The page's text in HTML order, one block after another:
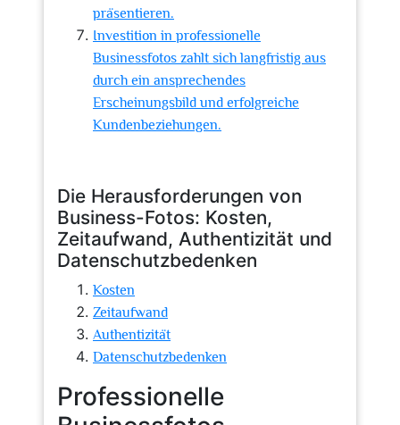
präsentieren.
Investition in professionelle
Businessfotos zahlt sich langfristig aus
durch ein ansprechendes
Erscheinungsbild und erfolgreiche
Kundenbeziehungen.
Die Herausforderungen von
Business-Fotos: Kosten,
Zeitaufwand, Authentizität und
Datenschutzbedenken
Kosten
Zeitaufwand
Authentizität
Datenschutzbedenken
Professionelle